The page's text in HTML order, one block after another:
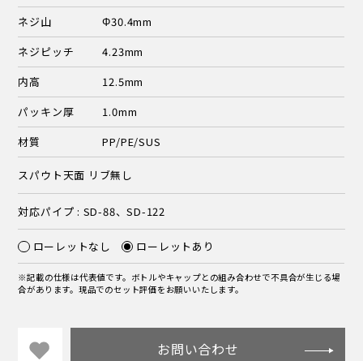
ネジ山
Φ30.4mm
ネジピッチ
4.23mm
内高
12.5mm
パッキン厚
1.0mm
材質
PP/PE/SUS
スパウト天面 リブ無し
対応パイプ : SD-88、SD-122
ローレットなし ローレットあり
※記載の仕様は代表値です。ボトルやキャップとの組み合わせで不具合が生じる場
合があります。現品でのセット評価をお願いいたします。
お問い合わせ